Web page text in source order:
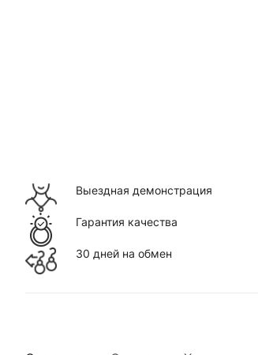
Выездная демонстрация
Гарантия качества
30 дней на обмен